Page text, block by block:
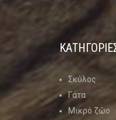
Σκύλος
Γάτα
Μικρό ζώο